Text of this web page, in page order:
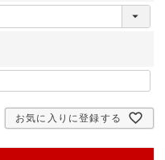
お気に入りに登録する